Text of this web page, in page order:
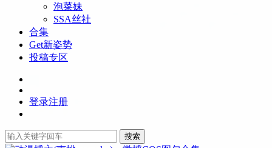
泡菜妹
SSA丝社
合集
Get新姿势
投稿专区
登录注册
搜索